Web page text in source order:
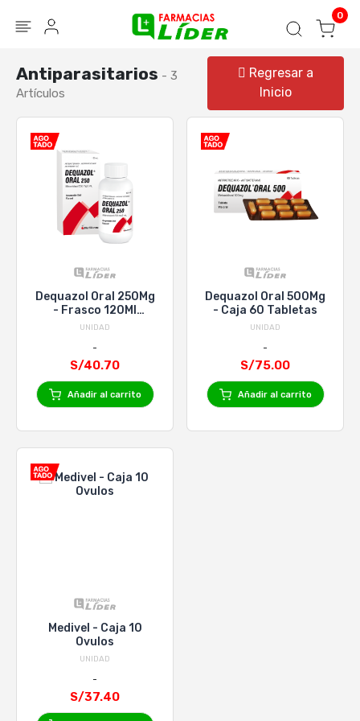
Seguir mi pedido 0
Antiparasitarios - 3
Artículos
Regresar a
Inicio
Dequazol Oral 250Mg
- Frasco 120Ml
Suspensión Oral
UNIDAD
S/40.70
Añadir al carrito
Dequazol Oral 500Mg
- Caja 60 Tabletas
UNIDAD
S/75.00
Añadir al carrito
Medivel - Caja 10
Ovulos
UNIDAD
S/37.40